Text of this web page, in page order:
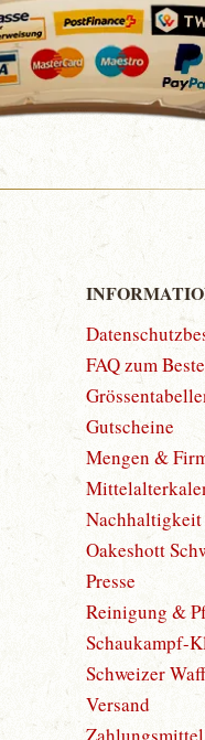
FAQ zum
Gutscheine
Mengen &
Nachhaltigkeit
Oakeshott
Presse
Reinigung &
Schaukampf-
Schweizer
Versand
Zahlungsmittel